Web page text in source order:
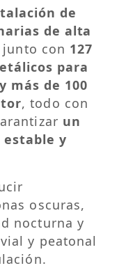
de
de alta
junto con 127
para
más de 100
, todo con
un
estable y
oscuras,
nocturna y
y peatonal